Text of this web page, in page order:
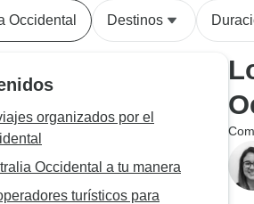
Occidental Destinos
organizados por el
Occidental a tu manera
turísticos para